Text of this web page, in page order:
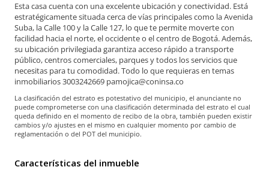
Esta casa cuenta con una excelente ubicación y conectividad. Está
estratégicamente situada cerca de vías principales como la Avenida
Suba, la Calle 100 y la Calle 127, lo que te permite moverte con
facilidad hacia el norte, el occidente o el centro de Bogotá. Además,
su ubicación privilegiada garantiza acceso rápido a transporte
público, centros comerciales, parques y todos los servicios que
necesitas para tu comodidad. Todo lo que requieras en temas
inmobiliarios 3003242669 pamojica@coninsa.co
La clasificación del estrato es potestativo del municipio, el anunciante no
puede comprometerse con una clasificación determinada del estrato el cual
queda definido en el momento de recibo de la obra, también pueden existir
cambios y/o ajustes en el mismo en cualquier momento por cambio de
reglamentación o del POT del municipio.
Características del inmueble